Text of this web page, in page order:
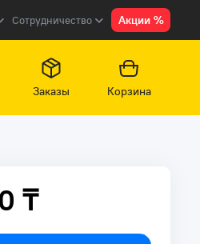
Сотрудничество Акции %
Заказы Корзина
₸